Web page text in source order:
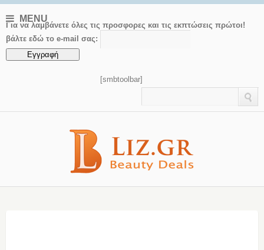
MENU
Για να λαμβάνετε όλες τις προσφορες και τις εκπτώσεις πρώτοι!
βάλτε εδώ το e-mail σας:
[smbtoolbar]